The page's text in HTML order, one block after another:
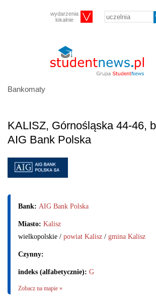
wydarzenia
lokalnie
Bankomaty
KALISZ, Górnośląska 44-46,
AIG Bank Polska
Bank: AIG Bank Polska
Miasto: Kalisz
wielkopolskie / powiat Kalisz / gmina Kalisz
Czynny:
indeks (alfabetycznie): G
Zobacz na mapie »